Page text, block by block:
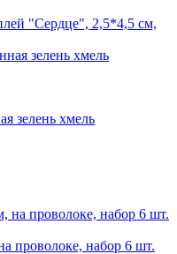
"Сердце", 2,5*4,5 см,
зелень хмель
проволоке, набор 6 шт.